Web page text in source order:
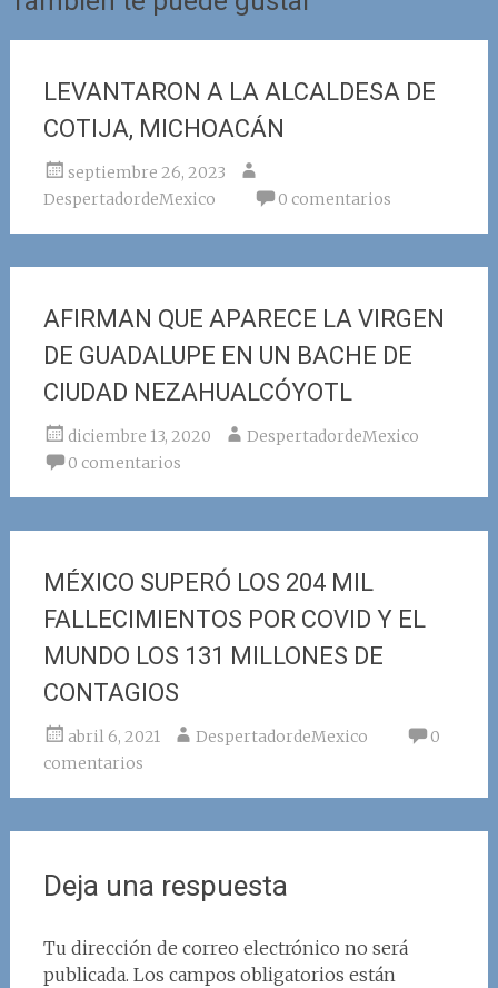
LEVANTARON A LA ALCALDESA DE
COTIJA, MICHOACÁN
septiembre 26, 2023
DespertadordeMexico
0 comentarios
AFIRMAN QUE APARECE LA VIRGEN
DE GUADALUPE EN UN BACHE DE
CIUDAD NEZAHUALCÓYOTL
diciembre 13, 2020
DespertadordeMexico
0 comentarios
MÉXICO SUPERÓ LOS 204 MIL
FALLECIMIENTOS POR COVID Y EL
MUNDO LOS 131 MILLONES DE
CONTAGIOS
abril 6, 2021 DespertadordeMexico
0
comentarios
Deja una respuesta
Tu dirección de correo electrónico no será
publicada. Los campos obligatorios están